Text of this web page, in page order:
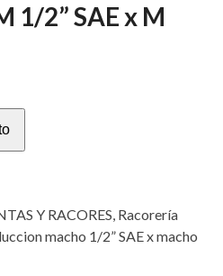
1/2” SAE x M
Y RACORES, Racorería
macho 1/2” SAE x macho